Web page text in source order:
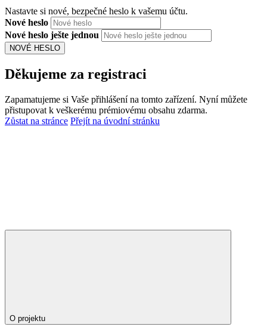
Nastavte si nové, bezpečné heslo k vašemu účtu.
Nové heslo
Nové heslo ješte jednou
NOVÉ HESLO
Děkujeme za registraci
Zapamatujeme si Vaše přihlášení na tomto zařízení. Nyní můžete
přistupovat k veškerému prémiovému obsahu zdarma.
Zůstat na stránce Přejít na úvodní stránku
O projektu